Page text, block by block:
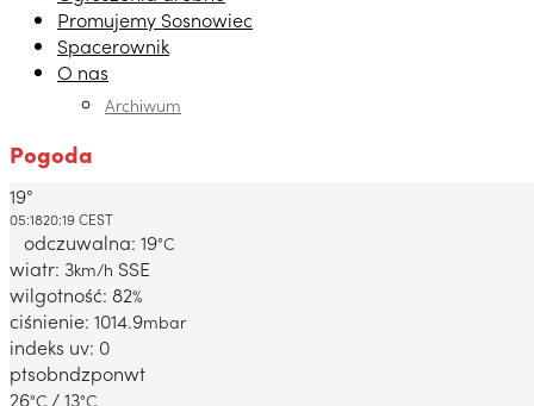
Promujemy Sosnowiec
Spacerownik
O nas
Archiwum
Pogoda
Dabrowa Gornicza, PL
19°
05:1820:19 CEST
odczuwalna: 19°C
wiatr: 3km/h SSE
wilgotność: 82%
ciśnienie: 1014.9mbar
indeks uv: 0
ptsobndzponwt
26°C / 13°C